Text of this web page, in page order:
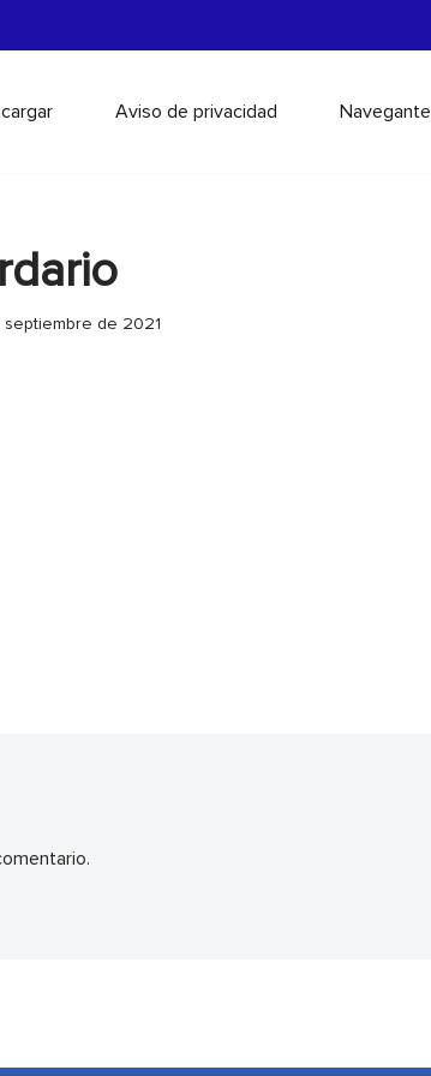
Aviso de privacidad Navegante
septiembre de 2021